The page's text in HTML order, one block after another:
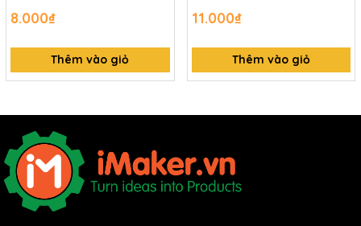
8.000₫
Thêm vào giỏ
11.000₫
Thêm vào giỏ